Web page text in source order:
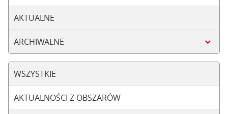
AKTUALNE
ARCHIWALNE
WSZYSTKIE
AKTUALNOŚCI Z OBSZARÓW